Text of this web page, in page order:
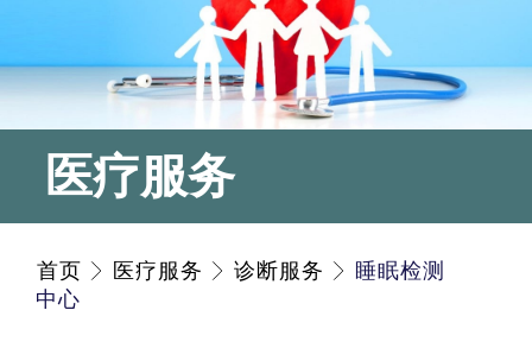
医疗服务
首页 医疗服务 诊断服务
睡眠检测
中心